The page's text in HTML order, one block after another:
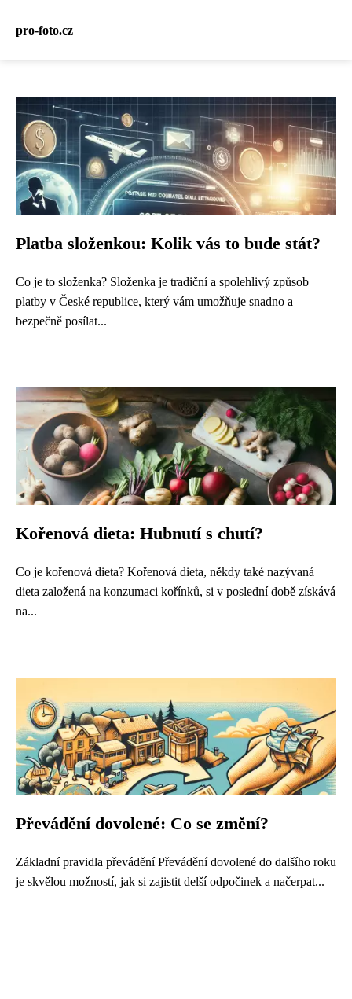
pro-foto.cz
Platba složenkou: Kolik vás to bude stát?
Co je to složenka? Složenka je tradiční a spolehlivý způsob
platby v České republice, který vám umožňuje snadno a
bezpečně posílat...
Kořenová dieta: Hubnutí s chutí?
Co je kořenová dieta? Kořenová dieta, někdy také nazývaná
dieta založená na konzumaci kořínků, si v poslední době získává
na...
Převádění dovolené: Co se změní?
Základní pravidla převádění Převádění dovolené do dalšího roku
je skvělou možností, jak si zajistit delší odpočinek a načerpat...